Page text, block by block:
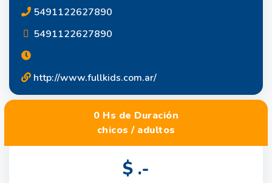
5491122627890
5491122627890
http://www.fullkids.com.ar/
0 Hs de Duración
chicos / adultos
$ .-